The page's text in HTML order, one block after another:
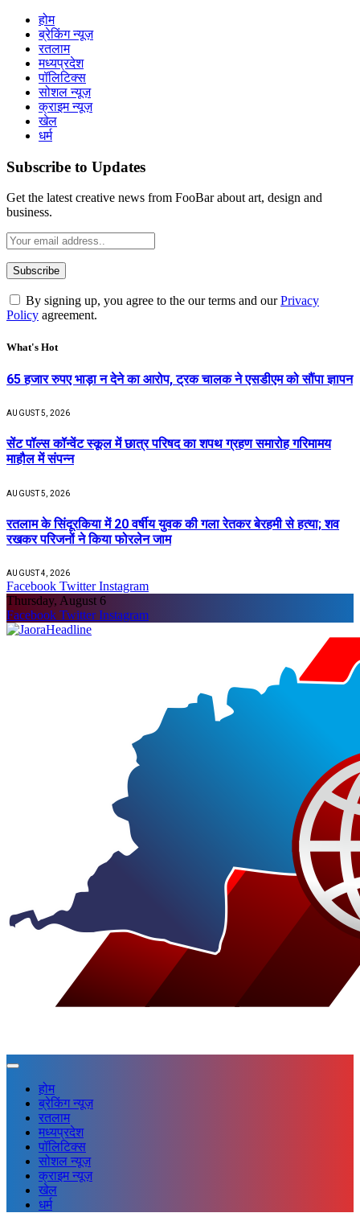
होम
ब्रेकिंग न्यूज़
रतलाम
मध्यप्रदेश
पॉलिटिक्स
सोशल न्यूज़
क्राइम न्यूज़
खेल
धर्म
Subscribe to Updates
Get the latest creative news from FooBar about art, design and
business.
By signing up, you agree to the our terms and ourPrivacy
Policy agreement.
What's Hot
65 हजार रुपए भाड़ा न देने का आरोप, ट्रक चालक ने एसडीएम को सौंपा ज्ञापन
AUGUST 5, 2026
सेंट पॉल्स कॉन्वेंट स्कूल में छात्र परिषद का शपथ ग्रहण समारोह गरिमामय
माहौल में संपन्न
AUGUST 5, 2026
रतलाम के सिंदूरकिया में 20 वर्षीय युवक की गला रेतकर बेरहमी से हत्या; शव
रखकर परिजनों ने किया फोरलेन जाम
AUGUST 4, 2026
Facebook Twitter Instagram
Thursday, August 6
Facebook Twitter Instagram
होम
ब्रेकिंग न्यूज़
रतलाम
मध्यप्रदेश
पॉलिटिक्स
सोशल न्यूज़
क्राइम न्यूज़
खेल
धर्म